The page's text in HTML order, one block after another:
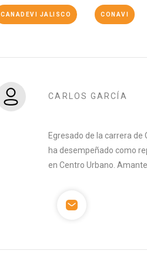
CANADEVI JALISCO CONAVI
CARLOS GARCÍA
Egresado de la carrera
ha desempeñado como
en Centro Urbano.